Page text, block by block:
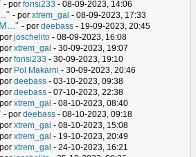
- por fonsi233 - 08-09-2023, 14:06
- por xtrem_gal - 08-09-2023, 17:33
- por deebass - 19-09-2023, 20:45
joschelito - 08-09-2023, 16:08
xtrem_gal - 30-09-2023, 19:07
fonsi233 - 30-09-2023, 19:10
Pol Makarni - 30-09-2023, 20:46
deebass - 03-10-2023, 09:38
deebass - 07-10-2023, 22:38
xtrem_gal - 08-10-2023, 08:40
- por deebass - 08-10-2023, 09:18
xtrem_gal - 08-10-2023, 15:08
xtrem_gal - 19-10-2023, 20:49
xtrem_gal - 24-10-2023, 16:21